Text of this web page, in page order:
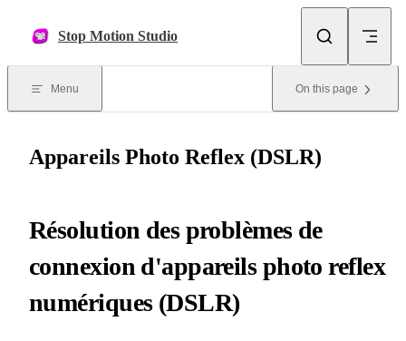
Stop Motion Studio
Menu On this page
Appareils Photo Reflex (DSLR)
Résolution des problèmes de
connexion d'appareils photo reflex
numériques (DSLR)